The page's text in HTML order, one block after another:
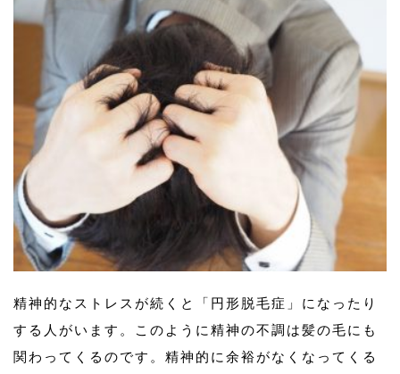
精神的なストレスが続くと「円形脱毛症」になったり
する人がいます。このように精神の不調は髪の毛にも
関わってくるのです。精神的に余裕がなくなってくる